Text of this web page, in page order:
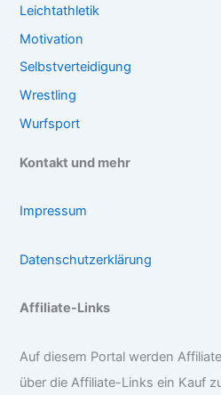
Leichtathletik
Motivation
Selbstverteidigung
Wrestling
Wurfsport
Kontakt und mehr
Impressum
Datenschutzerklärung
Affiliate-Links
Auf diesem Portal werden
über die Affiliate-Links ein Kauf